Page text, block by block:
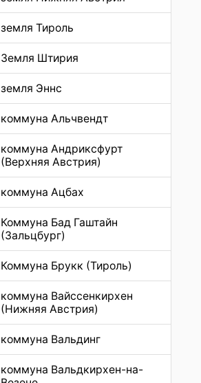
земля Тироль
Земля Штирия
земля Эннс
коммуна Альчвендт
коммуна Андриксфурт
(Верхняя Австрия)
коммуна Ацбах
Коммуна Бад Гаштайн
(Зальцбург)
Коммуна Брукк (Тироль)
коммуна Вайссенкирхен
(Нижняя Австрия)
коммуна Вальдинг
коммуна Вальдкирхен-на-